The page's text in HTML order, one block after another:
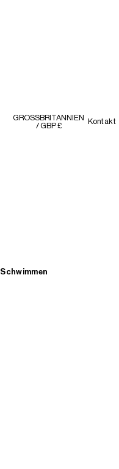
Schwimmen
GROSSBRITANNIEN
/ GBP £
Kontakt